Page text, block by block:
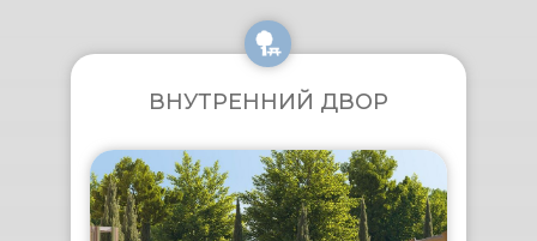
ВНУТРЕННИЙ ДВОР